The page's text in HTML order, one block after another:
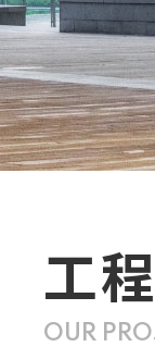
工
OUR